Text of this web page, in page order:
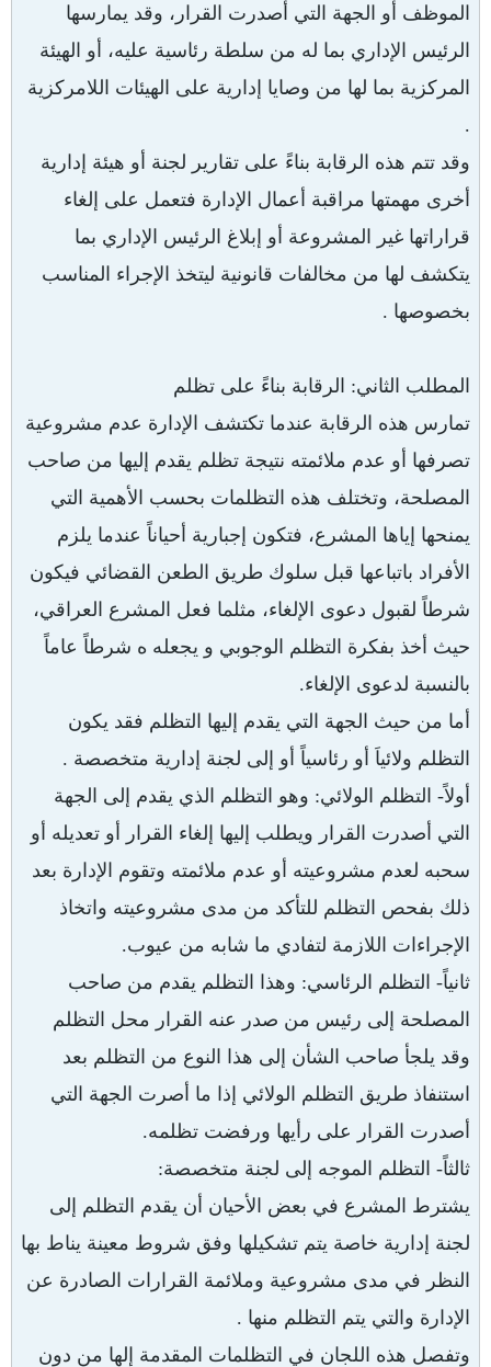
الموظف أو الجهة التي أصدرت القرار، وقد يمارسها
الرئيس الإداري بما له من سلطة رئاسية عليه، أو الهيئة
المركزية بما لها من وصايا إدارية على الهيئات اللامركزية
.
وقد تتم هذه الرقابة بناءً على تقارير لجنة أو هيئة إدارية
أخرى مهمتها مراقبة أعمال الإدارة فتعمل على إلغاء
قراراتها غير المشروعة أو إبلاغ الرئيس الإداري بما
يتكشف لها من مخالفات قانونية ليتخذ الإجراء المناسب
بخصوصها .
المطلب الثاني: الرقابة بناءً على تظلم
تمارس هذه الرقابة عندما تكتشف الإدارة عدم مشروعية
تصرفها أو عدم ملائمته نتيجة تظلم يقدم إليها من صاحب
المصلحة، وتختلف هذه التظلمات بحسب الأهمية التي
يمنحها إياها المشرع، فتكون إجبارية أحياناً عندما يلزم
الأفراد باتباعها قبل سلوك طريق الطعن القضائي فيكون
شرطاً لقبول دعوى الإلغاء، مثلما فعل المشرع العراقي،
حيث أخذ بفكرة التظلم الوجوبي و يجعله ه شرطاً عاماً
بالنسبة لدعوى الإلغاء.
أما من حيث الجهة التي يقدم إليها التظلم فقد يكون
التظلم ولائياَ أو رئاسياً أو إلى لجنة إدارية متخصصة .
أولاً- التظلم الولائي: وهو التظلم الذي يقدم إلى الجهة
التي أصدرت القرار ويطلب إليها إلغاء القرار أو تعديله أو
سحبه لعدم مشروعيته أو عدم ملائمته وتقوم الإدارة بعد
ذلك بفحص التظلم للتأكد من مدى مشروعيته واتخاذ
الإجراءات اللازمة لتفادي ما شابه من عيوب.
ثانياً- التظلم الرئاسي: وهذا التظلم يقدم من صاحب
المصلحة إلى رئيس من صدر عنه القرار محل التظلم
وقد يلجأ صاحب الشأن إلى هذا النوع من التظلم بعد
استنفاذ طريق التظلم الولائي إذا ما أصرت الجهة التي
أصدرت القرار على رأيها ورفضت تظلمه.
ثالثاً- التظلم الموجه إلى لجنة متخصصة:
يشترط المشرع في بعض الأحيان أن يقدم التظلم إلى
لجنة إدارية خاصة يتم تشكيلها وفق شروط معينة يناط بها
النظر في مدى مشروعية وملائمة القرارات الصادرة عن
الإدارة والتي يتم التظلم منها .
وتفصل هذه اللجان في التظلمات المقدمة إلها من دون